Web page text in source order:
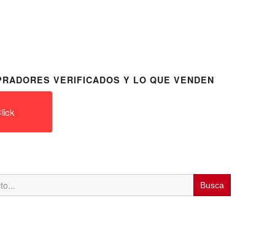
VERIFICADOS Y LO QUE VENDEN